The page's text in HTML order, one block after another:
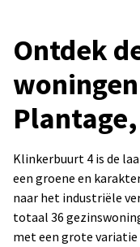
Ontdek
Klinkerbuurt 4 is de
een groene en
naar het industriële
totaal 36
met een grote variatie